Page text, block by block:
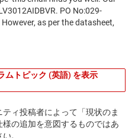
ムトピック (英語) を表示
ィ投稿者によって「現状のま
の追加を意図するものではあ
。